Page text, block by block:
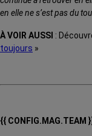
en elle ne s’est pas du
À VOIR AUSSI :
toujours »
{{ CONFIG.MAG.TEAM